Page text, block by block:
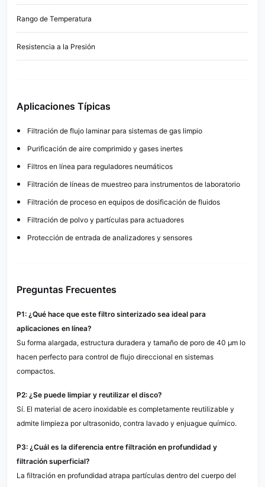
Rango de Temperatura
Resistencia a la Presión
Aplicaciones Típicas
Filtración de flujo laminar para sistemas de gas limpio
Purificación de aire comprimido y gases inertes
Filtros en línea para reguladores neumáticos
Filtración de líneas de muestreo para instrumentos de laboratorio
Filtración de proceso en equipos de dosificación de fluidos
Filtración de polvo y partículas para actuadores
Protección de entrada de analizadores y sensores
Preguntas Frecuentes
P1: ¿Qué hace que este filtro sinterizado sea ideal para
aplicaciones en línea?
Su forma alargada, estructura duradera y tamaño de poro de 40 µm lo
hacen perfecto para control de flujo direccional en sistemas
compactos.
P2: ¿Se puede limpiar y reutilizar el disco?
Sí. El material de acero inoxidable es completamente reutilizable y
admite limpieza por ultrasonido, contra lavado y enjuague químico.
P3: ¿Cuál es la diferencia entre filtración en profundidad y
filtración superficial?
La filtración en profundidad atrapa partículas dentro del cuerpo del